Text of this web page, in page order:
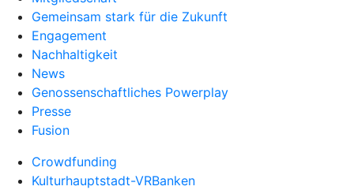
Gemeinsam stark für die Zukunft
Engagement
Nachhaltigkeit
News
Genossenschaftliches Powerplay
Presse
Fusion
Crowdfunding
Kulturhauptstadt-VRBanken